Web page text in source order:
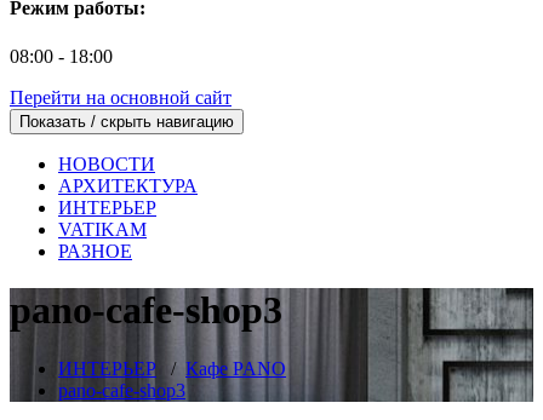
Режим работы:
08:00 - 18:00
Перейти на основной сайт
Показать / скрыть навигацию
НОВОСТИ
АРХИТЕКТУРА
ИНТЕРЬЕР
VATIKAM
РАЗНОЕ
pano-cafe-shop3
ИНТЕРЬЕР / Кафе PANO
pano-cafe-shop3